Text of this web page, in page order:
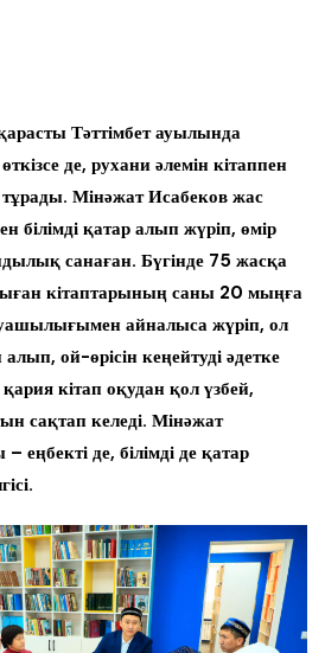
Тәттімбет ауылында
де, рухани әлемін кітаппен
Мінәжат Исабеков жас
білімді қатар алып жүріп, өмір
санаған. Бүгінде 75 жасқа
кітаптарының саны 20 мыңға
айналыса жүріп, ол
ой-өрісін кеңейтуді әдетке
кітап оқудан қол үзбей,
сақтап келеді. Мінәжат
еңбекті де, білімді де қатар